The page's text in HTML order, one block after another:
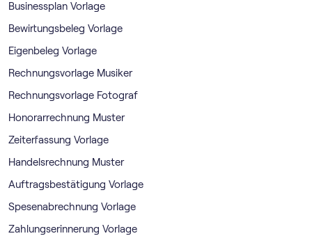
Businessplan Vorlage
Bewirtungsbeleg Vorlage
Eigenbeleg Vorlage
Rechnungsvorlage Musiker
Rechnungsvorlage Fotograf
Honorarrechnung Muster
Zeiterfassung Vorlage
Handelsrechnung Muster
Auftragsbestätigung Vorlage
Spesenabrechnung Vorlage
Zahlungserinnerung Vorlage